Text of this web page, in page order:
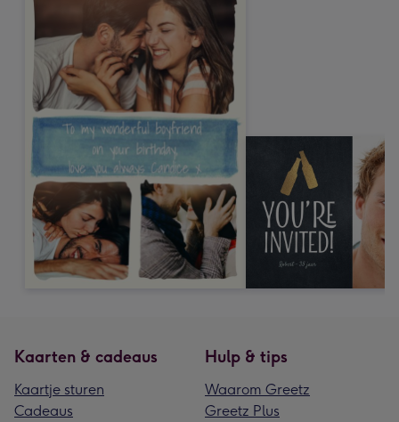
Kaarten & cadeaus
Kaartje sturen
Cadeaus
Hulp & tips
Waarom Greetz
Greetz Plus